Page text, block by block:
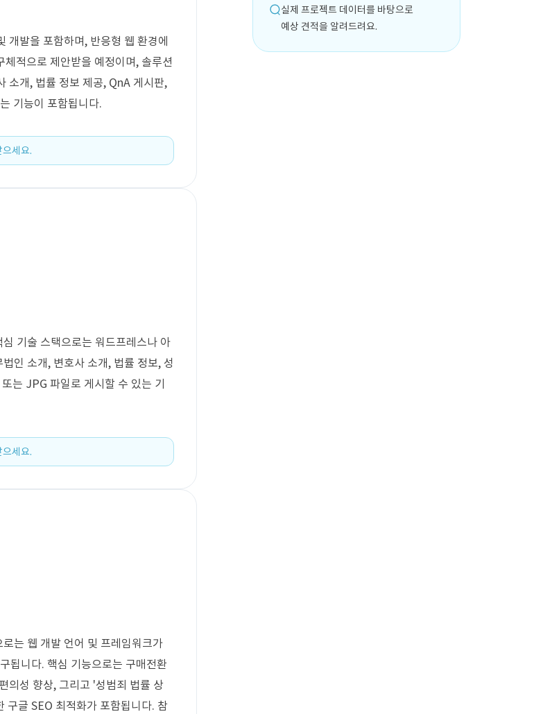
개발을 포함하며, 반응형 웹 환경에
적으로 제안받을 예정이며, 솔루션
소개, 법률 정보 제공, QnA 게시판,
기능이 포함됩니다.
세요.
기술 스택으로는 워드프레스나 아
인 소개, 변호사 소개, 법률 정보, 성
는 JPG 파일로 게시할 수 있는 기
세요.
는 웹 개발 언어 및 프레임워크가
됩니다. 핵심 기능으로는 구매전환
의성 향상, 그리고 '성범죄 법률 상
구글 SEO 최적화가 포함됩니다. 참
실제 프로젝트 데이터를 바탕으로
예상 견적을 알려드려요.